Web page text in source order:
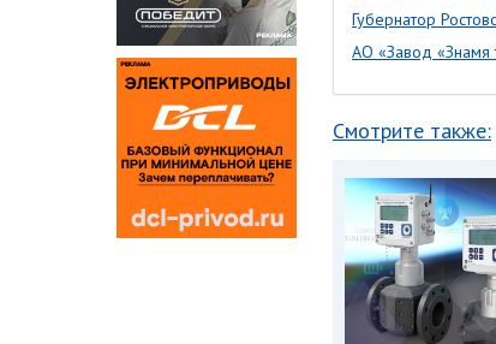
Губернатор
АО «Завод «Знамя
Смотрите также: